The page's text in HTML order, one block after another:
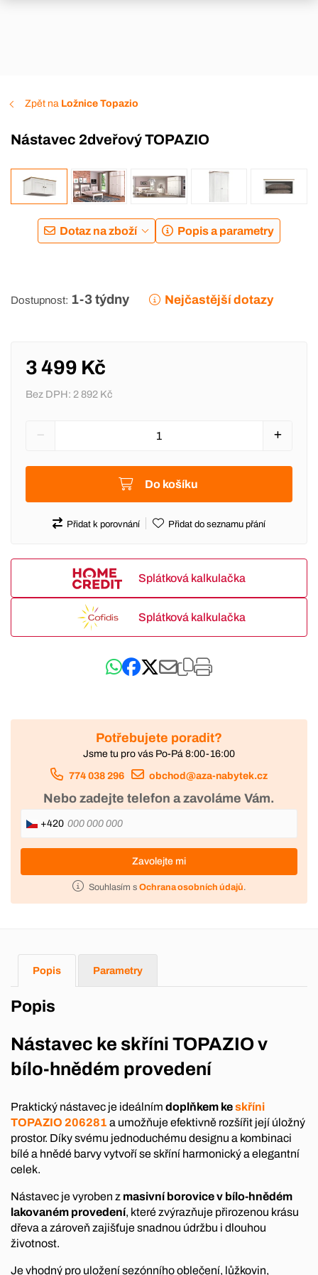
Zpět na Ložnice Topazio
Nástavec 2dveřový TOPAZIO
Dotaz na zboží Popis a parametry
Dostupnost: 1-3 týdny Nejčastější dotazy
3 499 Kč
Bez DPH: 2 892 Kč
Do košíku
Přidat k porovnání Přidat do seznamu přání
Splátková kalkulačka
Splátková kalkulačka
Potřebujete poradit?
Jsme tu pro vás Po-Pá 8:00-16:00
774 038 296 obchod@aza-nabytek.cz
Nebo zadejte telefon a zavoláme Vám.
+420
Zavolejte mi
Souhlasím s Ochrana osobních údajů.
Popis Parametry
Popis
Nástavec ke skříni TOPAZIO v
bílo-hnědém provedení
Praktický nástavec je ideálním doplňkem keskříni
TOPAZIO 206281 a umožňuje efektivně rozšířit její úložný
prostor. Díky svému jednoduchému designu a kombinaci
bílé a hnědé barvy vytvoří se skříní harmonický a elegantní
celek.
Nástavec je vyroben z masivní borovice v bílo-hnědém
lakovaném provedení, které zvýrazňuje přirozenou krásu
dřeva a zároveň zajišťuje snadnou údržbu i dlouhou
životnost.
Je vhodný pro uložení sezónního oblečení, lůžkovin,